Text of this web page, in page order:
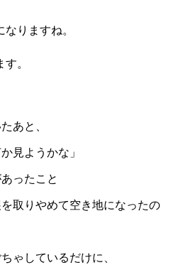
りますね。
。
あと、
見ようかな」
ったこと
取りやめて空き地になったの
ゃしているだけに、